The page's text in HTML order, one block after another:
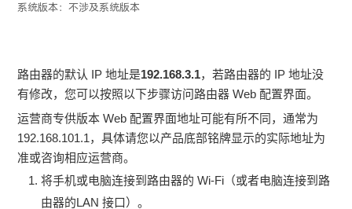
系统版本：不涉及系统版本
路由器的默认 IP 地址是192.168.3.1，若路由器的 IP 地址没
有修改，您可以按照以下步骤访问路由器 Web 配置界面。
运营商专供版本 Web 配置界面地址可能有所不同，通常为
192.168.101.1，具体请您以产品底部铭牌显示的实际地址为
准或咨询相应运营商。
将手机或电脑连接到路由器的 Wi-Fi（或者电脑连接到路
由器的LAN 接口）。